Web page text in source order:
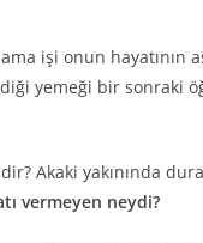
işi onun hayatının
yemeği bir sonraki
Akaki yakınında
vermeyen neydi?